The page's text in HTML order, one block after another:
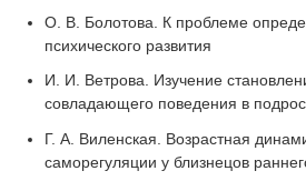
О. В. Болотова. К проблеме
психического развития
И. И. Ветрова. Изучение
совладающего поведения в
Г. А. Виленская. Возрастная
саморегуляции у близнецов